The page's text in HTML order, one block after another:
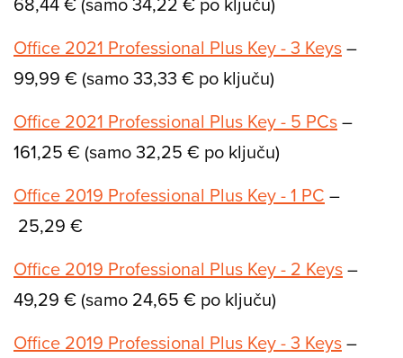
Office 2021 Professional Plus Key - 3 Keys–
99,99 € (samo 33,33 € po ključu)
Office 2021 Professional Plus Key - 5 PCs–
161,25 € (samo 32,25 € po ključu)
Office 2019 Professional Plus Key - 1 PC –
25,29 €
Office 2019 Professional Plus Key - 2 Keys–
49,29 € (samo 24,65 € po ključu)
Office 2019 Professional Plus Key - 3 Keys–